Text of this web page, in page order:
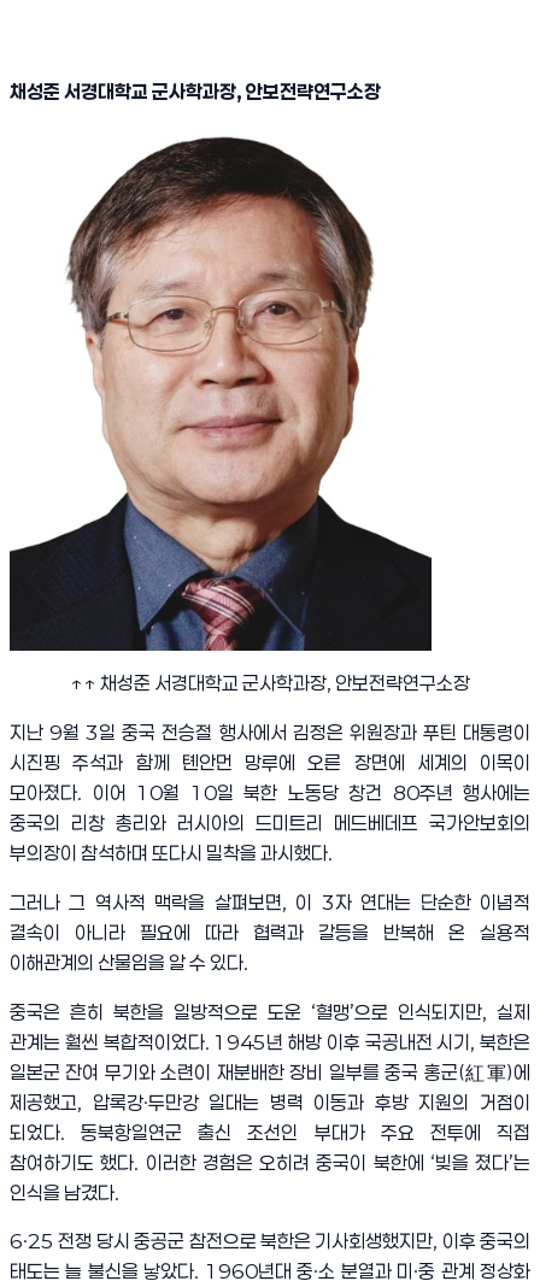
채성준 서경대학교 군사학과장, 안보전략연구소장
↑↑ 채성준 서경대학교 군사학과장, 안보전략연구소장
지난9월3일 중국 전승절 행사에서 김정은 위원장과 푸틴 대통령이
시진핑 주석과 함께 톈안먼 망루에 오른 장면에 세계의 이목이
모아졌다. 이어 10월 10일 북한 노동당 창건 80주년 행사에는
중국의 리창 총리와 러시아의 드미트리 메드베데프 국가안보회의
부의장이 참석하며 또다시 밀착을 과시했다.
그러나 그 역사적 맥락을 살펴보면, 이 3자 연대는 단순한 이념적
결속이 아니라 필요에 따라 협력과 갈등을 반복해 온 실용적
이해관계의 산물임을 알 수 있다.
중국은 흔히 북한을 일방적으로 도운 ‘혈맹’으로 인식되지만, 실제
관계는 훨씬 복합적이었다. 1945년 해방 이후 국공내전 시기 , 북한은
일본군 잔여 무기와 소련이 재분배한 장비 일부를 중국 홍군(紅軍)에
제공했고, 압록강·두만강 일대는 병력 이동과 후방 지원의 거점이
되었다.동북항일연군 출신 조선인 부대가 주요 전투에 직접
참여하기도 했다. 이러한 경험은 오히려 중국이 북한에 ‘빚을 졌다’는
인식을 남겼다.
6·25전쟁 당시 중공군 참전으로 북한은 기사회생했지만, 이후 중국의
태도는 늘 불신을 낳았다. 1960년대 중·소 분열과 미 ·중 관계 정상화